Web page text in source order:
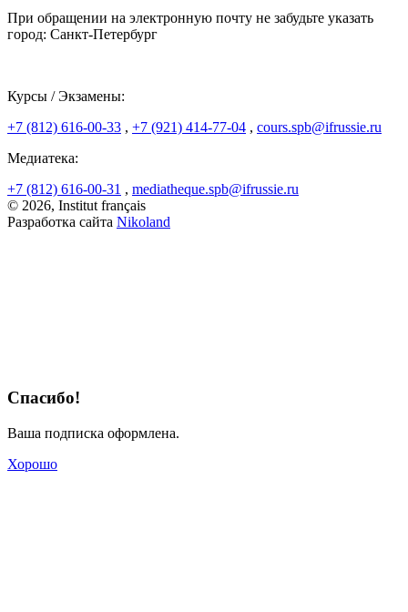
При обращении на электронную почту не забудьте указать
город: Санкт-Петербург
Курсы / Экзамены:
+7 (812) 616-00-33 , +7 (921) 414-77-04 , cours.spb@ifrussie.ru
Медиатека:
+7 (812) 616-00-31 , mediatheque.spb@ifrussie.ru
© 2026, Institut français
Разработка сайта Nikoland
Спасибо!
Ваша подписка оформлена.
Хорошо